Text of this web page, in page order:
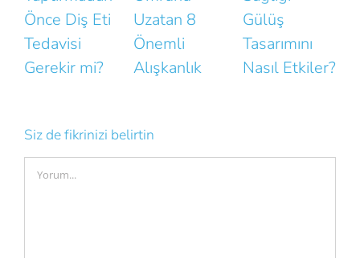
Uzatan 8
Önemli
Alışkanlık
Gülüş
Tasarımını
Nasıl Etkiler?
Bozan Küçük
Hatalar
Siz de fikrinizi belirtin
Comment